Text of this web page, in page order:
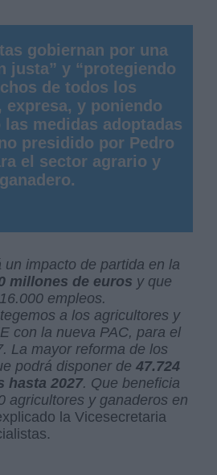
gobiernan por una
justa” y “protegiendo
de todos los
expresa, y poniendo
medidas adoptadas
presidido por Pedro
el sector agrario y
ganadero.
un impacto de partida en la
millones de euros y que
empleos.
a los agricultores y
con la nueva PAC, para el
La mayor reforma de los
podrá disponer de47.724
hasta 2027. Que beneficia
agricultores y ganaderos en
la Vicesecretaria